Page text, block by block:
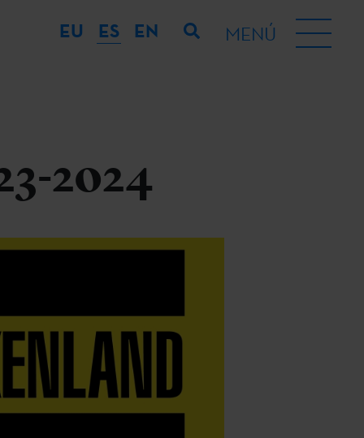
EU ES EN MENÚ
2024